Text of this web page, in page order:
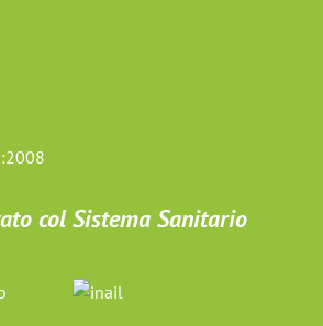
col Sistema Sanitario